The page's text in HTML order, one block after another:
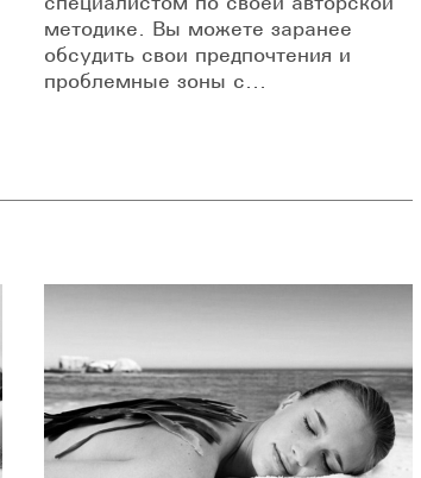
методике. Вы можете заранее
обсудить свои предпочтения и
проблемные зоны с...